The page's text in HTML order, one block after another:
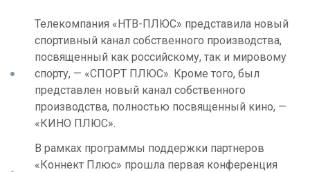
Телекомпания «НТВ-ПЛЮС» представила новый
спортивный канал собственного производства,
посвященный как российскому, так и мировому
спорту, — «СПОРТ ПЛЮС». Кроме того, был
представлен новый канал собственного
производства, полностью посвященный кино, —
«КИНО ПЛЮС».
В рамках программы поддержки партнеров
«Коннект Плюс» прошла первая конференция